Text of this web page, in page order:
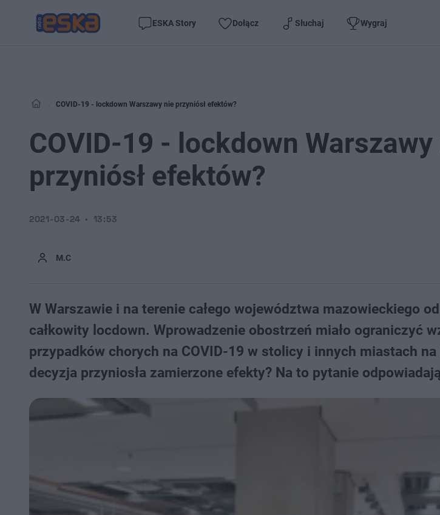
ESKA Story Dołącz Słuchaj Wygraj
COVID-19 - lockdown Warszawy nie przyniósł efektów?
COVID-19 - lockdown Warszawy
przyniósł efektów?
M.C
2021-03-24 13:53
W Warszawie i na terenie całego województwa mazowieckiego
całkowity locdown. Wprowadzenie obostrzeń miało ograniczyć
przypadków chorych na COVID-19 w stolicy i innych miastach
decyzja przyniosła zamierzone efekty? Na to pytanie